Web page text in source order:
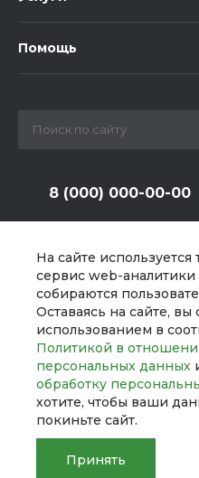
На сайте используется
сервис web-
собираются
Оставаясь на сайте, вы
использованием в
Политикой в
персональных данных
обработку
хотите, чтобы ваши
покиньте сайт.
Принять
Помощь
8 (000) 000-00-00
г. Москва,